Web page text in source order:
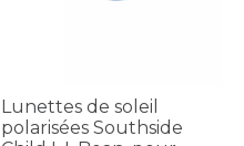
Lunettes de soleil
polarisées Southside